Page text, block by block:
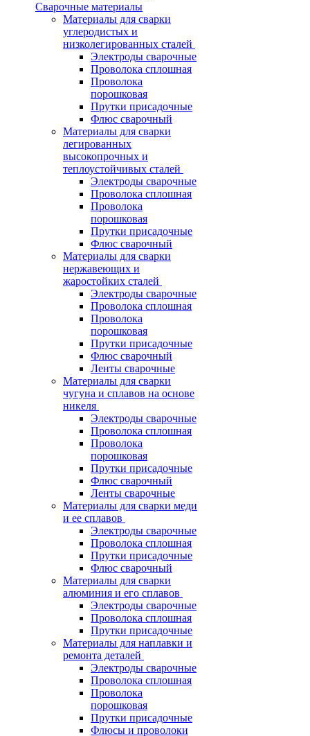
Сварочные материалы
Материалы для сварки
углеродистых и
низколегированных сталей
Электроды сварочные
Проволока сплошная
Проволока
порошковая
Прутки присадочные
Флюс сварочный
Материалы для сварки
легированных
высокопрочных и
теплоустойчивых сталей
Электроды сварочные
Проволока сплошная
Проволока
порошковая
Прутки присадочные
Флюс сварочный
Материалы для сварки
нержавеющих и
жаростойких сталей
Электроды сварочные
Проволока сплошная
Проволока
порошковая
Прутки присадочные
Флюс сварочный
Ленты сварочные
Материалы для сварки
чугуна и сплавов на основе
никеля
Электроды сварочные
Проволока сплошная
Проволока
порошковая
Прутки присадочные
Флюс сварочный
Ленты сварочные
Материалы для сварки меди
и ее сплавов
Электроды сварочные
Проволока сплошная
Прутки присадочные
Флюс сварочный
Материалы для сварки
алюминия и его сплавов
Электроды сварочные
Проволока сплошная
Прутки присадочные
Материалы для наплавки и
ремонта деталей
Электроды сварочные
Проволока сплошная
Проволока
порошковая
Прутки присадочные
Флюсы и проволоки